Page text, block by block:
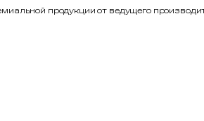
продукции от ведущего